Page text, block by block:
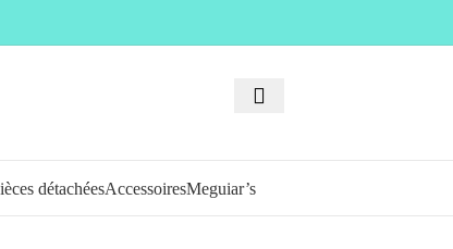
détachéesAccessoiresMeguiar’s